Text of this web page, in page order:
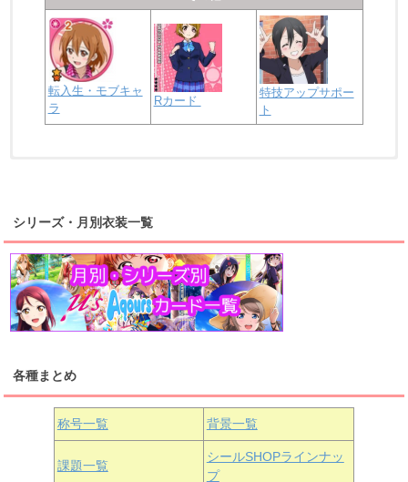
転入生・モブキャ
ラ
Rカード
特技アップサポー
ト
桜内梨子 高海千歌 渡辺曜
浦の星女学院1年生
津島善子 黒澤ルビィ
浦の星女学院3年生
上原歩夢 宮下愛 優木せつ菜
虹ヶ咲学園1年生
中須かすみ 天王寺璃奈
シリーズ・月別衣装一覧
各種まとめ
称号一覧 背景一覧
課題一覧
シールSHOPラインナッ
プ